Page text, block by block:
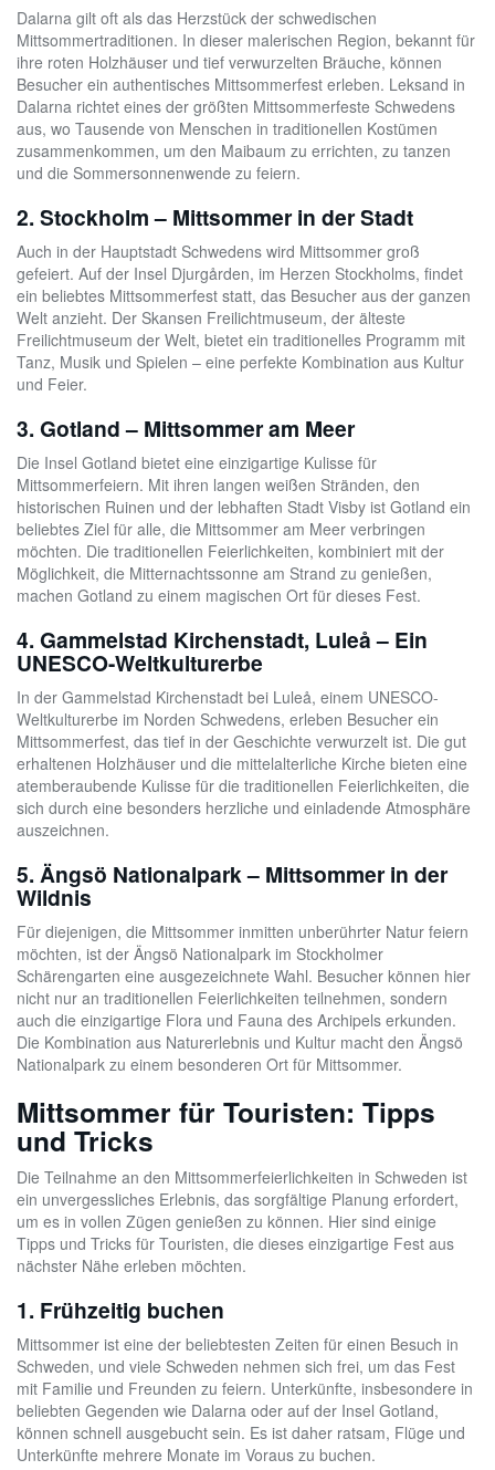
Dalarna gilt oft als das Herzstück der schwedischen
Mittsommertraditionen. In dieser malerischen Region, bekannt für
ihre roten Holzhäuser und tief verwurzelten Bräuche, können
Besucher ein authentisches Mittsommerfest erleben. Leksand in
Dalarna richtet eines der größten Mittsommerfeste Schwedens
aus, wo Tausende von Menschen in traditionellen Kostümen
zusammenkommen, um den Maibaum zu errichten, zu tanzen
und die Sommersonnenwende zu feiern.
2. Stockholm – Mittsommer in der Stadt
Auch in der Hauptstadt Schwedens wird Mittsommer groß
gefeiert. Auf der Insel Djurgården, im Herzen Stockholms, findet
ein beliebtes Mittsommerfest statt, das Besucher aus der ganzen
Welt anzieht. Der Skansen Freilichtmuseum, der älteste
Freilichtmuseum der Welt, bietet ein traditionelles Programm mit
Tanz, Musik und Spielen – eine perfekte Kombination aus Kultur
und Feier.
3. Gotland – Mittsommer am Meer
Die Insel Gotland bietet eine einzigartige Kulisse für
Mittsommerfeiern. Mit ihren langen weißen Stränden, den
historischen Ruinen und der lebhaften Stadt Visby ist Gotland ein
beliebtes Ziel für alle, die Mittsommer am Meer verbringen
möchten. Die traditionellen Feierlichkeiten, kombiniert mit der
Möglichkeit, die Mitternachtssonne am Strand zu genießen,
machen Gotland zu einem magischen Ort für dieses Fest.
4. Gammelstad Kirchenstadt, Luleå – Ein
UNESCO-Weltkulturerbe
In der Gammelstad Kirchenstadt bei Luleå, einem UNESCO-
Weltkulturerbe im Norden Schwedens, erleben Besucher ein
Mittsommerfest, das tief in der Geschichte verwurzelt ist. Die gut
erhaltenen Holzhäuser und die mittelalterliche Kirche bieten eine
atemberaubende Kulisse für die traditionellen Feierlichkeiten, die
sich durch eine besonders herzliche und einladende Atmosphäre
auszeichnen.
5. Ängsö Nationalpark – Mittsommer in der
Wildnis
Für diejenigen, die Mittsommer inmitten unberührter Natur feiern
möchten, ist der Ängsö Nationalpark im Stockholmer
Schärengarten eine ausgezeichnete Wahl. Besucher können hier
nicht nur an traditionellen Feierlichkeiten teilnehmen, sondern
auch die einzigartige Flora und Fauna des Archipels erkunden.
Die Kombination aus Naturerlebnis und Kultur macht den Ängsö
Nationalpark zu einem besonderen Ort für Mittsommer.
Mittsommer für Touristen: Tipps
und Tricks
Die Teilnahme an den Mittsommerfeierlichkeiten in Schweden ist
ein unvergessliches Erlebnis, das sorgfältige Planung erfordert,
um es in vollen Zügen genießen zu können. Hier sind einige
Tipps und Tricks für Touristen, die dieses einzigartige Fest aus
nächster Nähe erleben möchten.
1. Frühzeitig buchen
Mittsommer ist eine der beliebtesten Zeiten für einen Besuch in
Schweden, und viele Schweden nehmen sich frei, um das Fest
mit Familie und Freunden zu feiern. Unterkünfte, insbesondere in
beliebten Gegenden wie Dalarna oder auf der Insel Gotland,
können schnell ausgebucht sein. Es ist daher ratsam, Flüge und
Unterkünfte mehrere Monate im Voraus zu buchen.